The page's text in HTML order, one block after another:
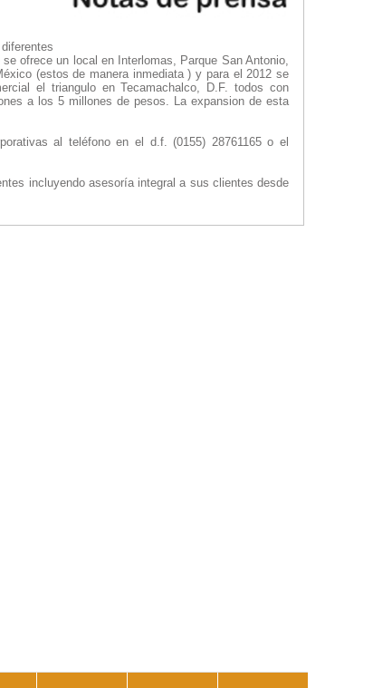
ofrece un local en Interlomas, Parque San Antonio,
(estos de manera inmediata ) y para el 2012 se
el triangulo en Tecamachalco, D.F. todos con
a los 5 millones de pesos. La expansion de esta
al teléfono en el d.f. (0155) 28761165 o el
incluyendo asesoría integral a sus clientes desde